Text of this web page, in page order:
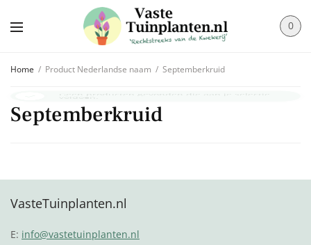
0
Home / Product Nederlandse naam / Septemberkruid
Septemberkruid
Geen producten gevonden die aan je selectie
VasteTuinplanten.nl
E: info@vastetuinplanten.nl